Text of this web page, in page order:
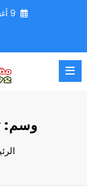
9 أغسطس، 2026
وسم: